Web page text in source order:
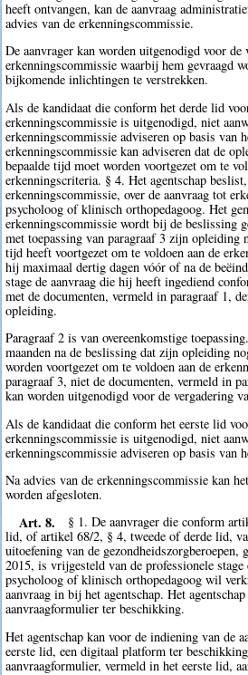
heeft ontvangen, kan de aanvraag
advies van de erkenningscommissie.
De aanvrager kan worden uitgenodigd voor de
erkenningscommissie waarbij hem gevraagd
bijkomende inlichtingen te verstrekken.
Als de kandidaat die conform het derde lid
erkenningscommissie is uitgenodigd, niet
erkenningscommissie adviseren op basis van
erkenningscommissie kan adviseren dat de
bepaalde tijd moet worden voortgezet om te
erkenningscriteria. § 4. Het agentschap
erkenningscommissie, over de aanvraag tot
psycholoog of klinisch orthopedagoog. Het
erkenningscommissie wordt bij de beslissing
met toepassing van paragraaf 3 zijn opleiding
tijd heeft voortgezet om te voldoen aan de
hij maximaal dertig dagen vóór of na de
stage de aanvraag die hij heeft ingediend
met de documenten, vermeld in paragraaf 1,
opleiding.
Paragraaf 2 is van overeenkomstige
maanden na de beslissing dat zijn opleiding
worden voortgezet om te voldoen aan de
paragraaf 3, niet de documenten, vermeld in
kan worden uitgenodigd voor de vergadering
Als de kandidaat die conform het eerste lid
erkenningscommissie is uitgenodigd, niet
erkenningscommissie adviseren op basis van
Na advies van de erkenningscommissie kan
worden afgesloten.
Art. 8.
§ 1. De aanvrager die conform
lid, of artikel 68/2, § 4, tweede of derde lid,
uitoefening van de gezondheidszorgberoepen,
2015, is vrijgesteld van de professionele
psycholoog of klinisch orthopedagoog wil
aanvraag in bij het agentschap. Het
aanvraagformulier ter beschikking.
Het agentschap kan voor de indiening van de
eerste lid, een digitaal platform ter
aanvraagformulier, vermeld in het eerste lid,